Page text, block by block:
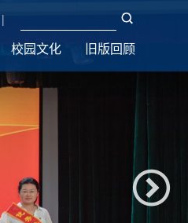
|
校园文化 旧版回顾